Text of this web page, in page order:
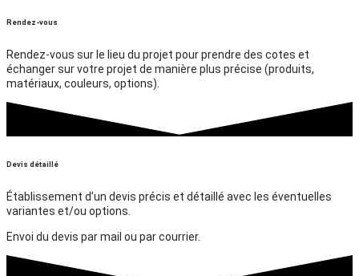
Rendez-vous
Rendez-vous sur le lieu du projet pour prendre des cotes et
échanger sur votre projet de manière plus précise (produits,
matériaux, couleurs, options).
Devis détaillé
Établissement d’un devis précis et détaillé avec les éventuelles
variantes et/ou options.
Envoi du devis par mail ou par courrier.